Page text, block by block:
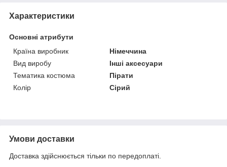
Характеристики
Основні атрибути
Країна виробник
Німеччина
Вид виробу
Інші аксесуари
Тематика костюма
Пірати
Колір
Сірий
Умови доставки
Доставка здійснюється тільки по передоплаті.